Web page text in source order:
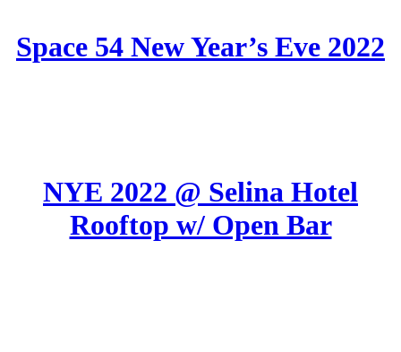
Space 54 New Year’s Eve 2022
NYE 2022 @ Selina Hotel
Rooftop w/ Open Bar